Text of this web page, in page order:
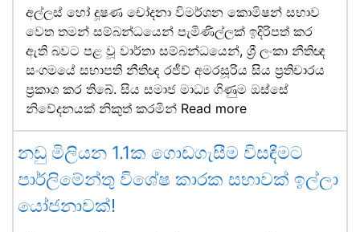
අල්ලස් හෝ දූෂණ චෝදනා විමර්ශන කොමිෂන් සභාව
වෙත තමන් සම්බන්ධයෙන් පැමිණිල්ලක් ඉදිරිපත් කර
ඇති බවට පළ වූ වාර්තා සම්බන්ධයෙන්, ශ්‍රී ලංකා නීතිඥ
සංගමයේ සභාපති නීතිඥ රජීව් අමරසූරිය සිය ප්‍රතිචාරය
ප්‍රකාශ කර තිබේ. සිය සමාජ මාධ්‍ය ගිණුම ඔස්සේ
නිවේදනයක් නිකුත් කරමින් Read more
නඩු මිලියන 1.1ක ගොඩගැසීම විසඳීමට
පාර්ලිමේන්තු විශේෂ කාරක සභාවක් ඉල්ලා
යෝජනාවක්!